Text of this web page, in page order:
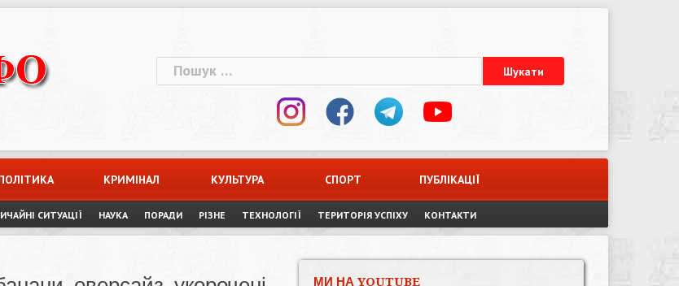
Пошук:
КРИМІНАЛ КУЛЬТУРА СПОРТ ПУБЛІКАЦІЇ
СИТУАЦІЇ НАУКА ПОРАДИ РІЗНЕ ТЕХНОЛОГІЇ ТЕРИТОРІЯ УСПІХУ КОНТАКТИ
МИ НА YOUTUBE